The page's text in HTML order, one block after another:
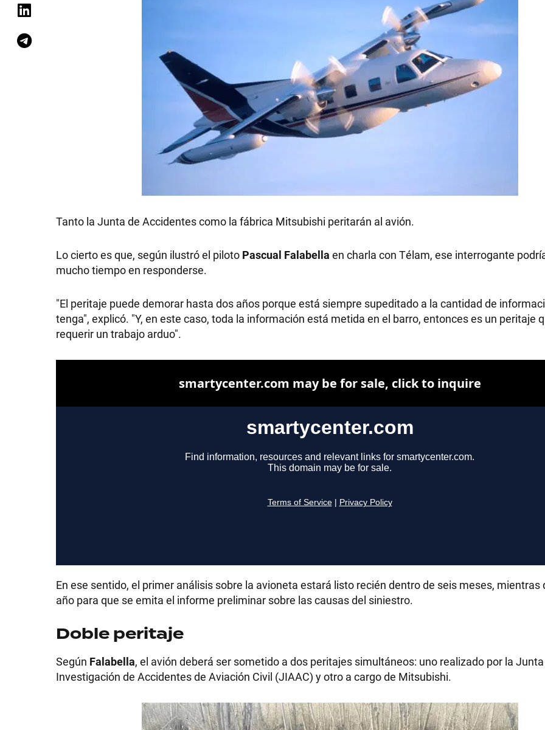
Tanto la Junta de Accidentes como la fábrica Mitsubishi peritarán al avión.
Lo cierto es que, según ilustró el piloto Pascual Falabella en charla con Télam, ese interrogante
mucho tiempo en responderse.
"El peritaje puede demorar hasta dos años porque está siempre supeditado a la cantidad de
tenga", explicó. "Y, en este caso, toda la información está metida en el barro, entonces es un peritaje
requerir un trabajo arduo".
En ese sentido, el primer análisis sobre la avioneta estará listo recién dentro de seis meses, mientras
año para que se emita el informe preliminar sobre las causas del siniestro.
Doble peritaje
Según Falabella, el avión deberá ser sometido a dos peritajes simultáneos: uno realizado por la
Investigación de Accidentes de Aviación Civil (JIAAC) y otro a cargo de Mitsubishi.
SHOW
ECONOMÍA
GRAN
HERMANO
RECETAS
PALABRAS
HORÓSCOPO